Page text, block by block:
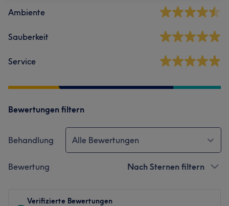
Ambiente
Sauberkeit
Service
Bewertungen filtern
Behandlung Alle Bewertungen
Bewertung Nach Sternen filtern
Verifizierte Bewertungen